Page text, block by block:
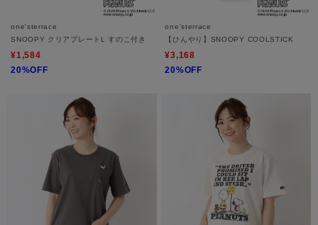
one'sterrace
SNOOPY クリアプレートL すのこ付き
¥1,584
20%OFF
one'sterrace
【ひんやり】SNOOPY COOLSTICK
¥3,168
20%OFF